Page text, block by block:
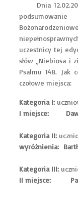
Dnia
uczestnicy tej
słów „Niebiosa i
Psalmu 148. Jak
czołowe miejsca:
Kategoria I:
I miejsce:
Kategoria II:
wyróżnienia:
Kategoria III:
II miejsce: